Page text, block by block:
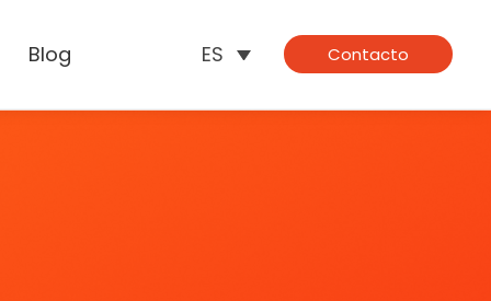
Blog ES Contacto